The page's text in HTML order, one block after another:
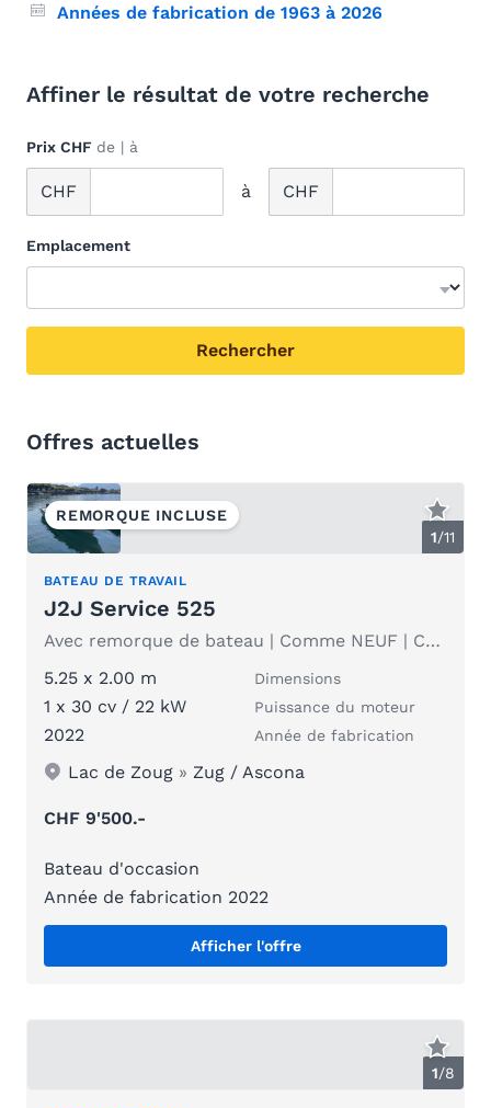
Années de fabrication de 1963 à 2026
Affiner le résultat de votre recherche
Prix CHF de | à
CHF à CHF
Emplacement
Offres actuelles
1/11
REMORQUE INCLUSE
BATEAU DE TRAVAIL
J2J Service 525
Avec remorque de bateau | Comme NEUF | Contrôle technique et entretien récents | Seulement 106 heures
5.25 x 2.00 m
Dimensions
1 x 30 cv / 22 kW Puissance du moteur
2022 Année de fabrication
Lac de Zoug » Zug / Ascona
CHF 9'500.-
Bateau d'occasion
Année de fabrication 2022
Afficher l'offre
1/8